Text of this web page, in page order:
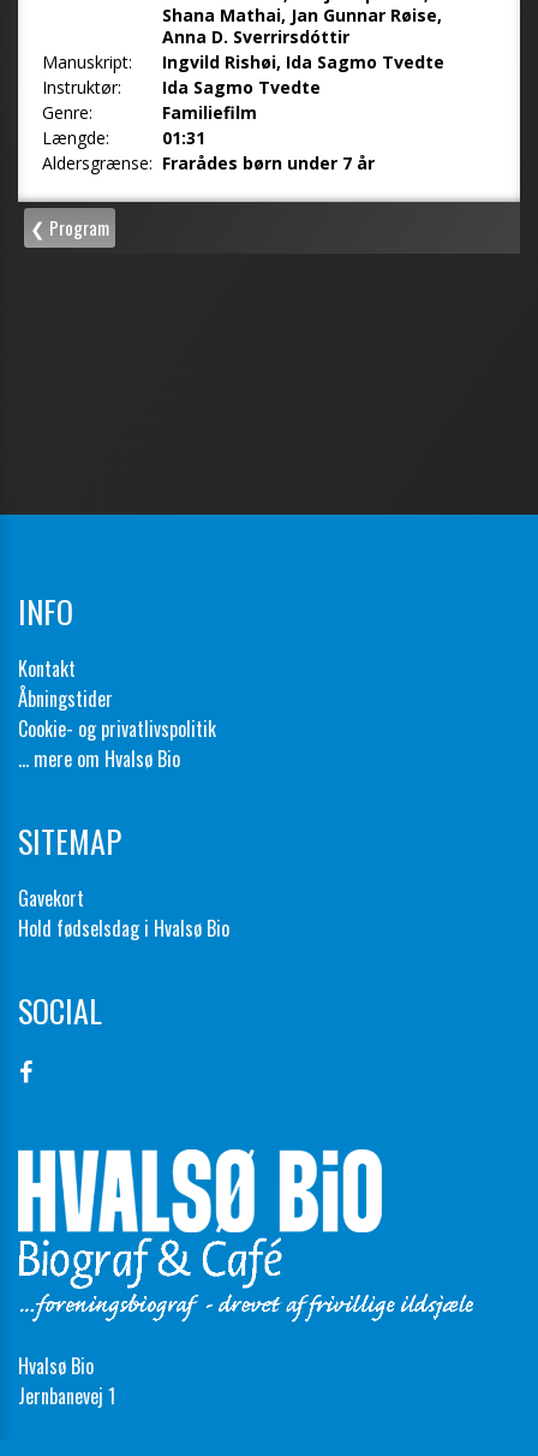
INFO
Kontakt
Åbningstider
Cookie- og privatlivspolitik
... mere om Hvalsø Bio
SITEMAP
Gavekort
Hold fødselsdag i Hvalsø Bio
SOCIAL
Hvalsø Bio
Jernbanevej 1